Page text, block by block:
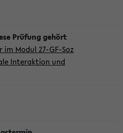
im Modul 27-GF-Soz
Interaktion und